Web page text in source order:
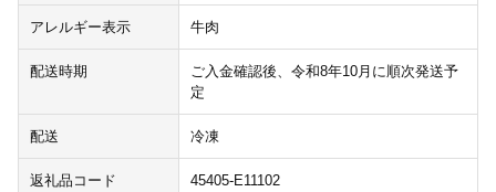
アレルギー表示 牛肉
配送時期
ご入金確認後、令和8年10月に順次発送予
定
配送 冷凍
返礼品コード 45405-E11102